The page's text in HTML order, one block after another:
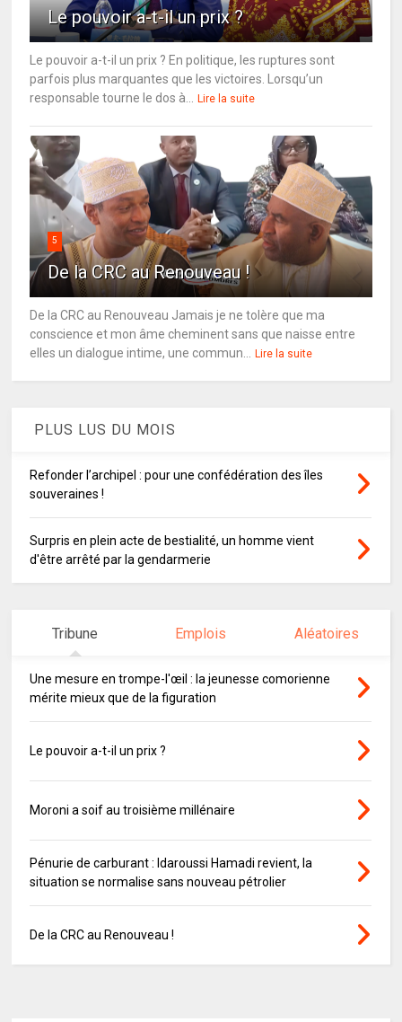
Le pouvoir a-t-il un prix ?
Le pouvoir a-t-il un prix ? En politique, les ruptures sont
parfois plus marquantes que les victoires. Lorsqu’un
responsable tourne le dos à... Lire la suite
5
De la CRC au Renouveau !
De la CRC au Renouveau Jamais je ne tolère que ma
conscience et mon âme cheminent sans que naisse entre
elles un dialogue intime, une commun... Lire la suite
PLUS LUS DU MOIS
Refonder l’archipel : pour une confédération des îles
souveraines !
Surpris en plein acte de bestialité, un homme vient
d'être arrêté par la gendarmerie
Tribune Emplois Aléatoires
Une mesure en trompe-l'œil : la jeunesse comorienne
mérite mieux que de la figuration
Le pouvoir a-t-il un prix ?
Moroni a soif au troisième millénaire
Pénurie de carburant : Idaroussi Hamadi revient, la
situation se normalise sans nouveau pétrolier
De la CRC au Renouveau !